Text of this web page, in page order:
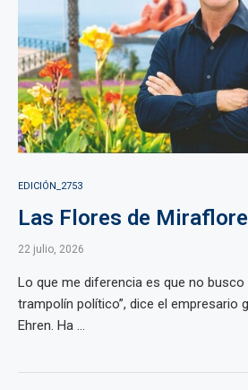
EDICIÓN_2753
Las Flores de
22 julio, 2026
Lo que me diferencia es que no
trampolín político”, dice el empresario
Ehren. Ha ...